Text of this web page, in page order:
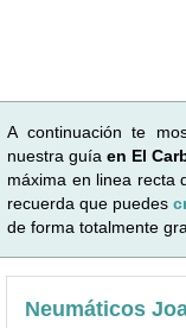
A continuación te
nuestra guíaen El
máxima en linea recta
recuerda que puedes
de forma totalmente
Neumáticos